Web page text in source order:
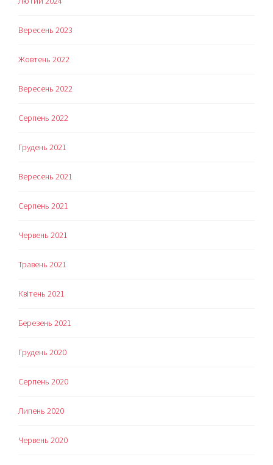
Вересень 2023
Жовтень 2022
Вересень 2022
Серпень 2022
Грудень 2021
Вересень 2021
Серпень 2021
Червень 2021
Травень 2021
Квітень 2021
Березень 2021
Грудень 2020
Серпень 2020
Липень 2020
Червень 2020